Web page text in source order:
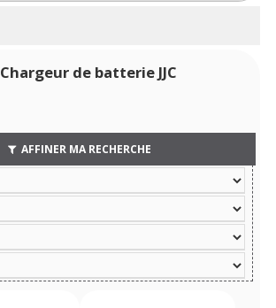
Chargeur de batterie JJC
AFFINER MA RECHERCHE